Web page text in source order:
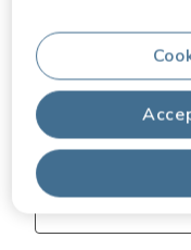
Filtrera recensioner
Sökområde för